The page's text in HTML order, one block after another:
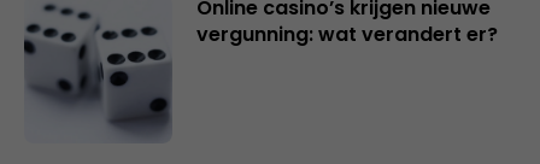
Online casino’s krijgen nieuwe
vergunning: wat verandert er?